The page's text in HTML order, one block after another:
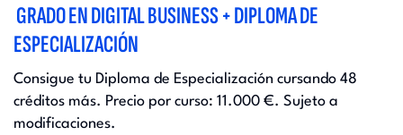
GRADO EN DIGITAL BUSINESS + DIPLOMA DE
ESPECIALIZACIÓN
Consigue tu Diploma de Especialización cursando 48
créditos más. Precio por curso: 11.000 €. Sujeto a
modificaciones.